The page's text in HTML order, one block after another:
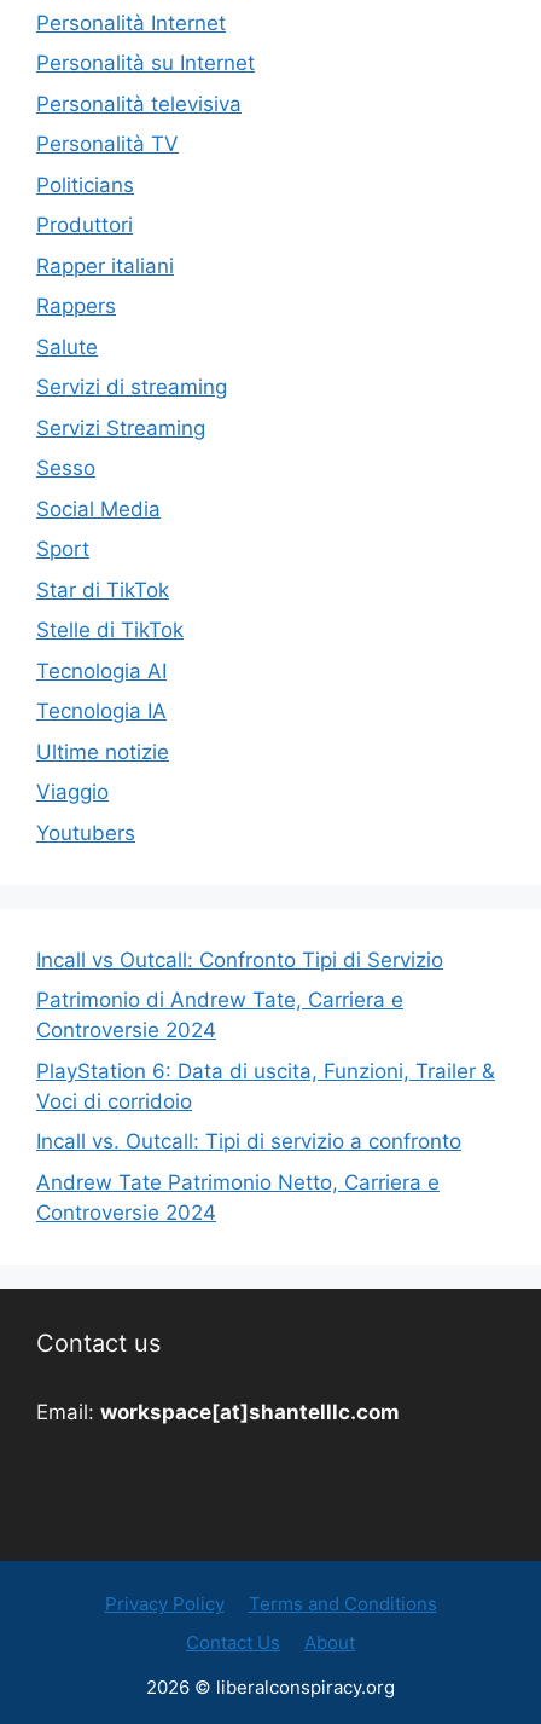
Personalità Internet
Personalità su Internet
Personalità televisiva
Personalità TV
Politicians
Produttori
Rapper italiani
Rappers
Salute
Servizi di streaming
Servizi Streaming
Sesso
Social Media
Sport
Star di TikTok
Stelle di TikTok
Tecnologia AI
Tecnologia IA
Ultime notizie
Viaggio
Youtubers
Incall vs Outcall: Confronto Tipi di Servizio
Patrimonio di Andrew Tate, Carriera e
Controversie 2024
PlayStation 6: Data di uscita, Funzioni, Trailer &
Voci di corridoio
Incall vs. Outcall: Tipi di servizio a confronto
Andrew Tate Patrimonio Netto, Carriera e
Controversie 2024
Contact us
Email: workspace[at]shantelllc.com
Privacy Policy
Terms and Conditions
Contact Us
About
2026 © liberalconspiracy.org